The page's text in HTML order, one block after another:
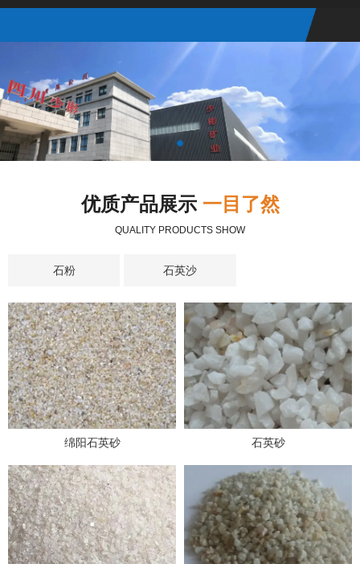
优质产品展示 一目了然
QUALITY PRODUCTS SHOW
石粉 石英沙
绵阳石英砂 石英砂